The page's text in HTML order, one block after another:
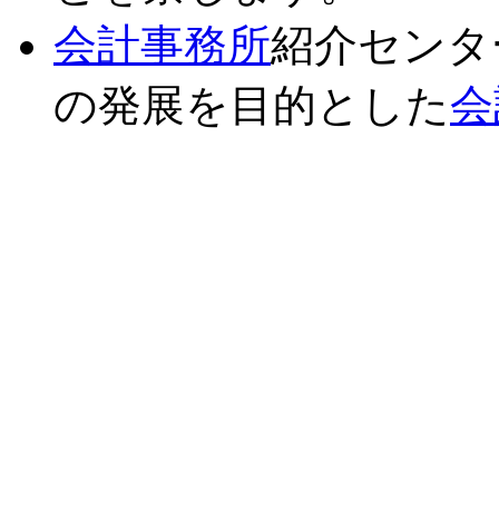
会計事務所紹介セン
の発展を目的とした